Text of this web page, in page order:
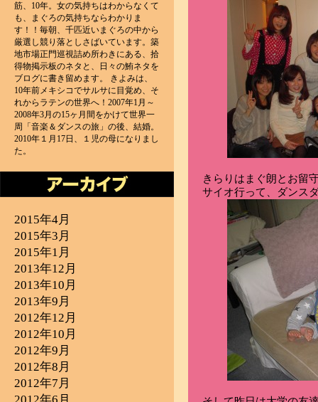
きらりはまぐ朗とお留
サイオ行って、ダンス
筋、10年。女の気持ちはわからなくて
も、まぐろの気持ちならわかりま
す！！毎朝、千匹近いまぐろの中から
厳選し競り落としさばいています。築
地市場正門巡視詰め所わきにある、拾
得物掲示板のネタと、日々の鮪ネタを
ブログに書き留めます。 きよみは、
10年前メキシコでサルサに目覚め、そ
れからラテンの世界へ！2007年1月～
2008年3月の15ヶ月間をかけて世界一
周「音楽＆ダンスの旅」の後、結婚。
2010年１月17日、１児の母になりまし
た。
2015年4月
2015年3月
2015年1月
2013年12月
2013年10月
2013年9月
2012年12月
2012年10月
2012年9月
2012年8月
2012年7月